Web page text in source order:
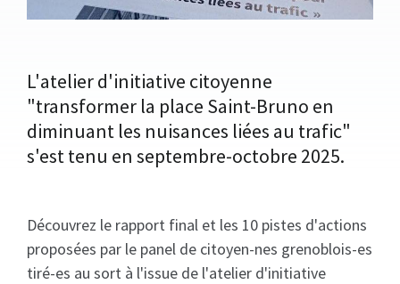
L'atelier d'initiative citoyenne
"transformer la place Saint-Bruno en
diminuant les nuisances liées au trafic"
s'est tenu en septembre-octobre 2025.
Découvrez le rapport final et les 10 pistes d'actions
proposées par le panel de citoyen-nes grenoblois-es
tiré-es au sort à l'issue de l'atelier d'initiative